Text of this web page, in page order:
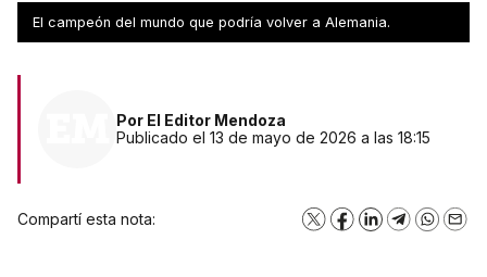
arquero, Manuel Neuer
El campeón del mundo que podría volver a Alemania.
Por El Editor Mendoza
Publicado el 13 de mayo de 2026 a las 18:15
Compartí esta nota: X Facebook
LinkedInTelegram